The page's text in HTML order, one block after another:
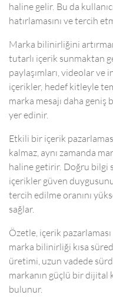
haline gelir. Bu da
hatırlamasını ve tercih
Marka bilinirliğini
tutarlı içerik sunmaktan
paylaşımları, videolar ve
içerikler, hedef kitleyle
marka mesajı daha
yer edinir.
Etkili bir içerik
kalmaz, aynı zamanda
haline getirir. Doğru bilgi
içerikler güven
tercih edilme oranını
sağlar.
Özetle, içerik
marka bilinirliği kısa
üretimi, uzun vadede
markanın güçlü bir dijital
bulunur.